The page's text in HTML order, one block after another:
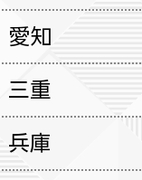
愛知
三重
兵庫